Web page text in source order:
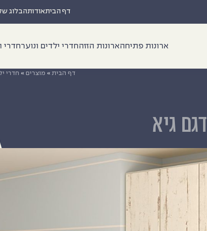
דף הביתאודותהבלוג
ארונות פתיחהארונות הזזהחדרי ילדים ונוערחדרי
דף הבית » מוצרים » חדרי
דגם גיא